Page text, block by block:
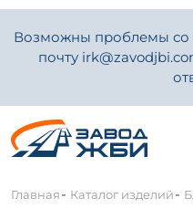
Возможны проблемы со
почту
Главная- Каталог изделий-